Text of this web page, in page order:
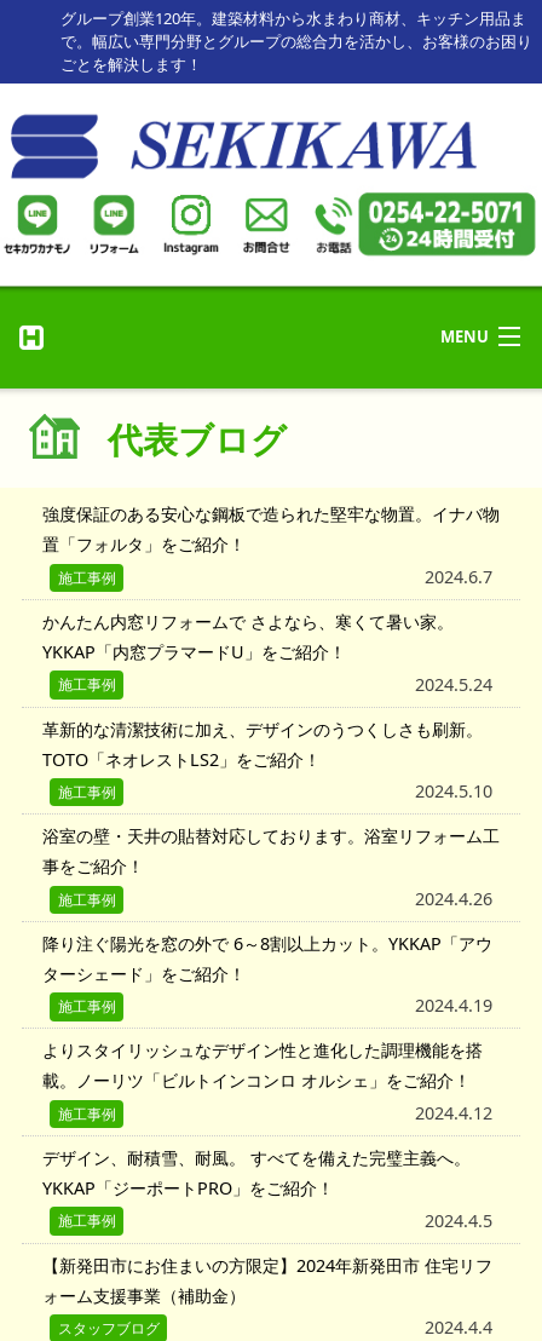
グループ創業120年。建築材料から水まわり商材、キッチン用品ま
で。幅広い専門分野とグループの総合力を活かし、お客様のお困り
ごとを解決します！
ホーム
MENU
リフォーム・修理
リフォーム事例
お客様の声
お知らせ
代表ブログ
強度保証のある安心な鋼板で造られた堅牢な物置。イナバ物
置「フォルタ」をご紹介！
施工事例
2024.6.7
かんたん内窓リフォームで さよなら、寒くて暑い家。
YKKAP「内窓プラマードU」をご紹介！
施工事例
2024.5.24
革新的な清潔技術に加え、デザインのうつくしさも刷新。
TOTO「ネオレストLS2」をご紹介！
施工事例
2024.5.10
浴室の壁・天井の貼替対応しております。浴室リフォーム工
事をご紹介！
施工事例
2024.4.26
降り注ぐ陽光を窓の外で 6～8割以上カット。YKKAP「アウ
ターシェード」をご紹介！
施工事例
2024.4.19
よりスタイリッシュなデザイン性と進化した調理機能を搭
載。ノーリツ「ビルトインコンロ オルシェ」をご紹介！
施工事例
2024.4.12
デザイン、耐積雪、耐風。 すべてを備えた完璧主義へ。
YKKAP「ジーポートPRO」をご紹介！
施工事例
2024.4.5
【新発田市にお住まいの方限定】2024年新発田市 住宅リフ
ォーム支援事業（補助金）
スタッフブログ
2024.4.4